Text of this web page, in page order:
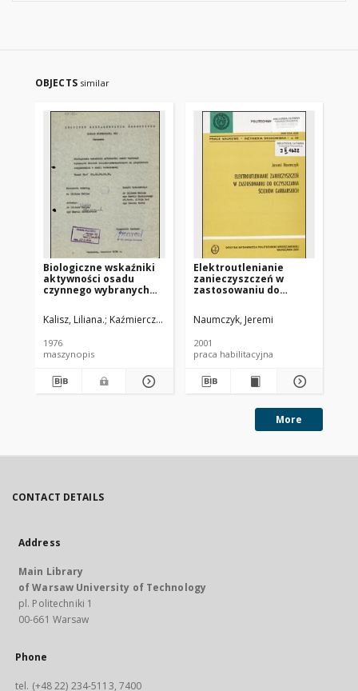
OBJECTS similar
Biologiczne wskaźniki
aktywności osadu
czynnego wybranych
przemysłowych na
przykładzie
technicznej
Kalisz, Liliana. Kaźmierczuk, Marcin (1947- ).
1976
maszynopis
Elektroutlenianie
zanieczyszczeń w
zastosowaniu do
garbarskich
Naumczyk, Jeremi
2001
praca habilitacyjna
More
CONTACT DETAILS
Address
Main Library
of Warsaw University of Technology
pl. Politechniki 1
00-661 Warsaw
Phone
tel. (+48 22) 234-5113, 7400